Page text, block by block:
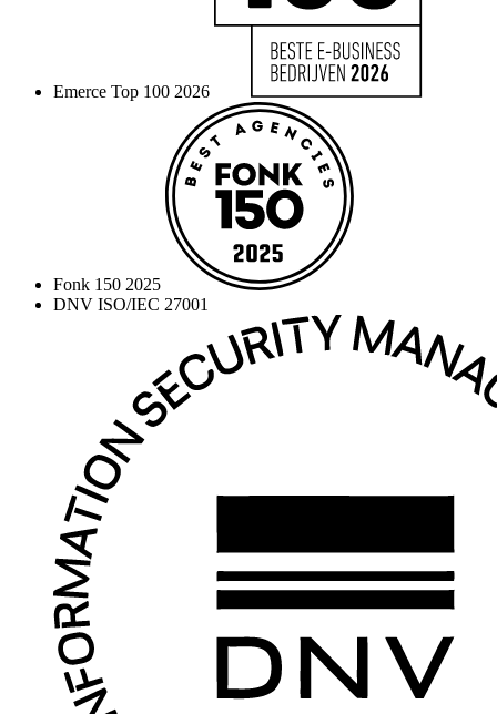
Emerce Top 100 2026
Fonk 150 2025
DNV ISO/IEC 27001